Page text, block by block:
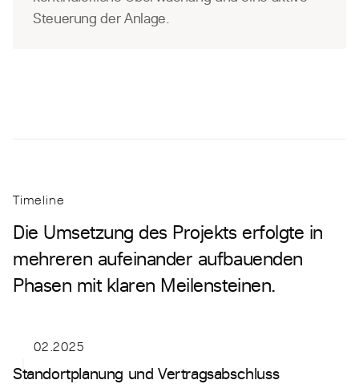
Steuerung der Anlage.
Timeline
Die Umsetzung des Projekts erfolgte in
mehreren aufeinander aufbauenden
Phasen mit klaren Meilensteinen.
02.2025
Standortplanung und Vertragsabschluss